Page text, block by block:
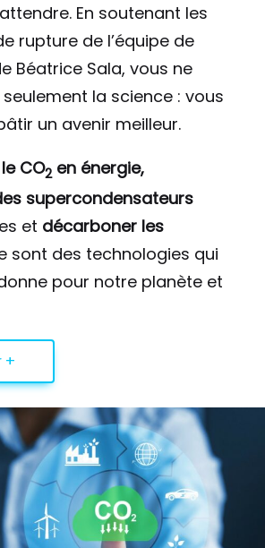
En soutenant les
rupture de l’équipe de
Béatrice Sala, vous ne
la science : vous
un avenir meilleur.
CO2 en énergie,
supercondensateurs
et décarboner les
sont des technologies qui
pour notre planète et
+